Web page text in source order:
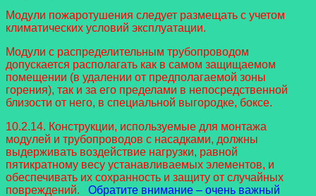
Модули пожаротушения следует размещать с учетом
климатических условий эксплуатации.
Модули с распределительным трубопроводом
допускается располагать как в самом защищаемом
помещении (в удалении от предполагаемой зоны
горения), так и за его пределами в непосредственной
близости от него, в специальной выгородке, боксе.
10.2.14. Конструкции, используемые для монтажа
модулей и трубопроводов с насадками, должны
выдерживать воздействие нагрузки, равной
пятикратному весу устанавливаемых элементов, и
обеспечивать их сохранность и защиту от случайных
повреждений.
Обратите внимание – очень важный